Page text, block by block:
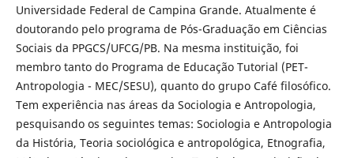
Universidade Federal de Campina Grande. Atualmente é
doutorando pelo programa de Pós-Graduação em Ciências
Sociais da PPGCS/UFCG/PB. Na mesma instituição, foi
membro tanto do Programa de Educação Tutorial (PET-
Antropologia - MEC/SESU), quanto do grupo Café filosófico.
Tem experiência nas áreas da Sociologia e Antropologia,
pesquisando os seguintes temas: Sociologia e Antropologia
da História, Teoria sociológica e antropológica, Etnografia,